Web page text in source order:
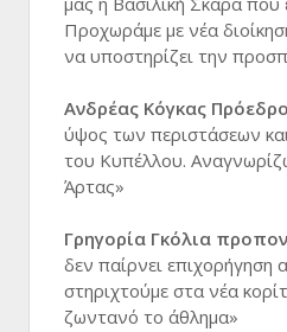
Προχωράμε με νέα
να υποστηρίζει την
Ανδρέας Κόγκας
ύψος των περιστάσεων
του Κυπέλλου.
Άρτας»
Γρηγορία Γκόλια
δεν παίρνει
στηριχτούμε στα νέα
ζωντανό το άθλημα»